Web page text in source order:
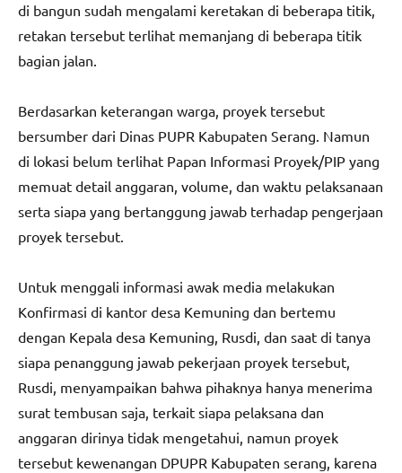
di bangun sudah mengalami keretakan di beberapa titik,
retakan tersebut terlihat memanjang di beberapa titik
bagian jalan.
Berdasarkan keterangan warga, proyek tersebut
bersumber dari Dinas PUPR Kabupaten Serang. Namun
di lokasi belum terlihat Papan Informasi Proyek/PIP yang
memuat detail anggaran, volume, dan waktu pelaksanaan
serta siapa yang bertanggung jawab terhadap pengerjaan
proyek tersebut.
Untuk menggali informasi awak media melakukan
Konfirmasi di kantor desa Kemuning dan bertemu
dengan Kepala desa Kemuning, Rusdi, dan saat di tanya
siapa penanggung jawab pekerjaan proyek tersebut,
Rusdi, menyampaikan bahwa pihaknya hanya menerima
surat tembusan saja, terkait siapa pelaksana dan
anggaran dirinya tidak mengetahui, namun proyek
tersebut kewenangan DPUPR Kabupaten serang, karena